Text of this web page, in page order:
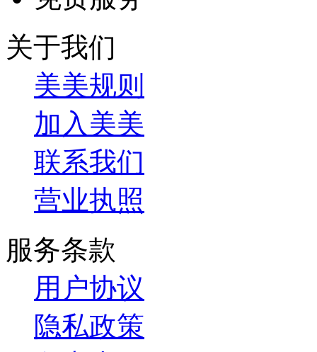
关于我们
美美规则
加入美美
联系我们
营业执照
服务条款
用户协议
隐私政策